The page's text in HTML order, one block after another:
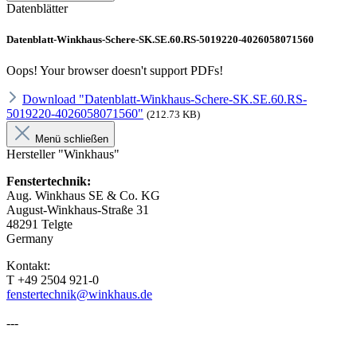
Datenblätter
Datenblatt-Winkhaus-Schere-SK.SE.60.RS-5019220-4026058071560
Oops! Your browser doesn't support PDFs!
Download "Datenblatt-Winkhaus-Schere-SK.SE.60.RS-
5019220-4026058071560" (212.73 KB)
Menü schließen
Hersteller "Winkhaus"
Fenstertechnik:
Aug. Winkhaus SE & Co. KG
August-Winkhaus-Straße 31
48291 Telgte
Germany
Kontakt:
T +49 2504 921-0
fenstertechnik@winkhaus.de
---